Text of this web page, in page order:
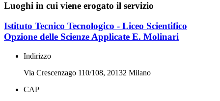
Luoghi in cui viene erogato il servizio
Istituto Tecnico Tecnologico - Liceo Scientifico
Opzione delle Scienze Applicate E. Molinari
Indirizzo
Via Crescenzago 110/108, 20132 Milano
CAP